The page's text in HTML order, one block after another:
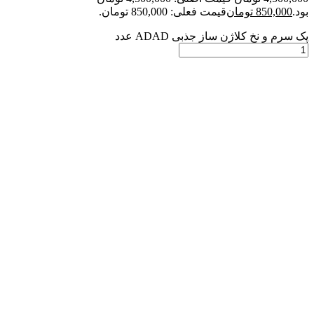
بود.850,000 تومانقیمت فعلی: 850,000 تومان.
پک سرم و نخ کلاژن ساز جذبی ADAD عدد